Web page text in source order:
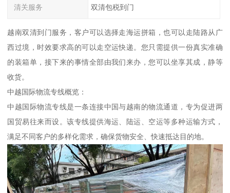
清关服务 双清包税到门
越南双清到门服务，客户可以选择走海运拼箱，也可以走陆路从广
西过境，时效要求高的可以走空运快递。您只需提供一份真实准确
的装箱单，接下来的事情全部由我们来办，您可以坐享其成，静等
收货。
中越国际物流专线概览：
中越国际物流专线是一条连接中国与越南的物流通道，专为促进两
国贸易往来而设。该专线提供海运、陆运、空运等多种运输方式，
满足不同客户的多样化需求，确保货物安全、快速抵达目的地。